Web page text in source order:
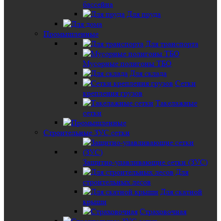
бассейна
Для пруда
Промышленные
Для транспорта
Мусорные полигоны ТБО
Для склада
Сетки
крепления грузов
Такелажные
сетки
Строительные ЗУС сетки
Защитно-улавливающие сетки (ЗУС)
Для
строительных лесов
Для скатной
крыши
Страховочная